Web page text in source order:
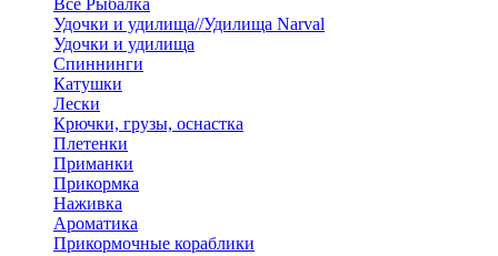
Все Рыбалка
Удочки и удилища//Удилища Narval
Удочки и удилища
Спиннинги
Катушки
Лески
Крючки, грузы, оснастка
Плетенки
Приманки
Прикормка
Наживка
Ароматика
Прикормочные кораблики